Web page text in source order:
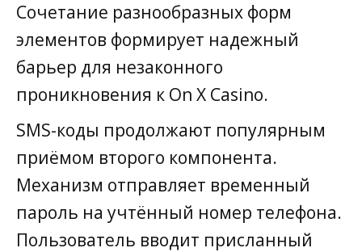
Сочетание разнообразных форм
элементов формирует надежный
барьер для незаконного
проникновения к On X Casino.
SMS-коды продолжают популярным
приёмом второго компонента.
Механизм отправляет временный
пароль на учтённый номер телефона.
Пользователь вводит присланный